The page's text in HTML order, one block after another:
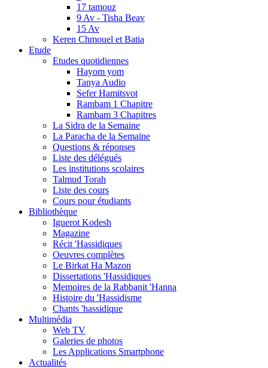
17 tamouz
9 Av - Tisha Beav
15 Av
Keren Chmouel et Batia
Etude
Etudes quotidiennes
Hayom yom
Tanya Audio
Sefer Hamitsvot
Rambam 1 Chapitre
Rambam 3 Chapitres
La Sidra de la Semaine
La Paracha de la Semaine
Questions & réponses
Liste des délégués
Les institutions scolaires
Talmud Torah
Liste des cours
Cours pour étudiants
Bibliothèque
Iguerot Kodesh
Magazine
Récit 'Hassidiques
Oeuvres complètes
Le Birkat Ha Mazon
Dissertations 'Hassidiques
Memoires de la Rabbanit 'Hanna
Histoire du 'Hassidisme
Chants 'hassidique
Multimédia
Web TV
Galeries de photos
Les Applications Smartphone
Actualités